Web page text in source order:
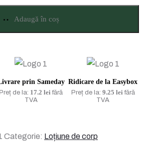
Adaugă în coș
prin Sameday
de la: 17.2 lei fără
TVA
Ridicare de la Easybox
Preț de la: 9.25 lei fără
TVA
Categorie: Loțiune de corp